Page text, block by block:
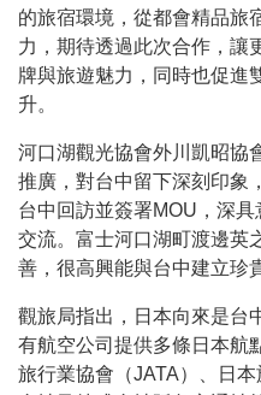
的旅宿環境，從都會精品旅
力，期待透過此次合作，讓
牌與旅遊魅力，同時也促進
升。
河口湖觀光協會外川凱昭協
推廣，對台中留下深刻印象
台中回訪並簽署MOU，深
交流。富士河口湖町渡邊英
善，很高興能與台中建立珍
觀旅局指出，日本向來是台
有航空公司提供多條日本航
旅行業協會（JATA）、日